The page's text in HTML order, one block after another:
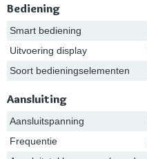
Bediening
Smart bediening
Uitvoering display
Soort bedieningselementen
Aansluiting
Aansluitspanning
Frequentie